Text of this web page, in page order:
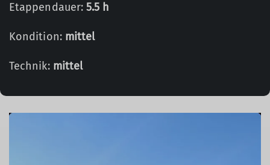
Etappendauer:5.5 h
Kondition: mittel
Technik: mittel